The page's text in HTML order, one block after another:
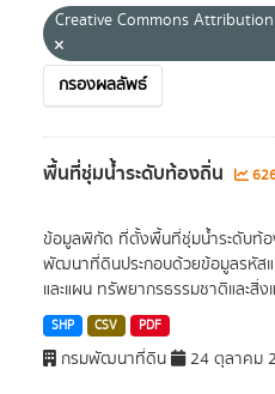
Creative Commons
กรองผลลัพธ์
พื้นที่ชุ่มน้ำระดับท้องถิ่น
ข้อมูลพิกัด ที่ตั้งพื้นที่ชุ่มน้ำระดับท้อ
พัฒนาที่ดินประกอบด้วยข้อมูลรหัส
และแผน ทรัพยากรธรรมชาติและสิ่
SHP CSV PDF
กรมพัฒนาที่ดิน 24 ตุลาคม